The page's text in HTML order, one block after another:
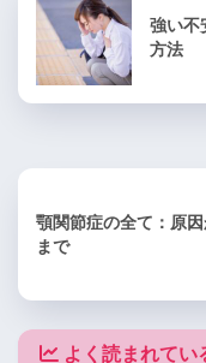
強い不
方法
顎関節症の全て：原
まで
よく読まれてい